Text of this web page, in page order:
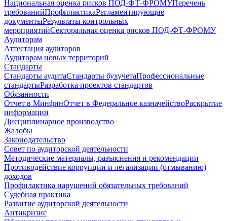
Национальная оценка рисков ПОД-ФТ-ФРОМУПеречень
требованийПрофилактикаРегламентирующие
документыРезультаты контрольных
мероприятийСекторальная оценка рисков ПОД-ФТ-ФРОМУ
Аудиторам
Аттестация аудиторов
Аудиторам новых территорий
Стандарты
Стандарты аудитаСтандарты бухучетаПрофессиональные
стандартыРазработка проектов стандартов
Обязанности
Отчет в МинфинОтчет в Федеральное казначействоРаскрытие
информации
Дисциплинарное производство
Жалобы
Законодательство
Совет по аудиторской деятельности
Методические материалы, разъяснения и рекомендации
Противодействие коррупции и легализации (отмыванию)
доходов
Профилактика нарушений обязательных требований
Судебная практика
Развитие аудиторской деятельности
Антикризис